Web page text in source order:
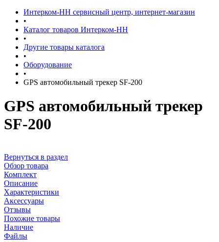
Интерком-НН сервисный центр, интернет-магазин
•
Каталог товаров Интерком-НН
•
Другие товары каталога
•
Оборудование
•
GPS автомобильный трекер SF-200
GPS автомобильный трекер
SF-200
Вернуться в раздел
Обзор товара
Комплект
Описание
Характеристики
Аксессуары
Отзывы
Похожие товары
Наличие
Файлы